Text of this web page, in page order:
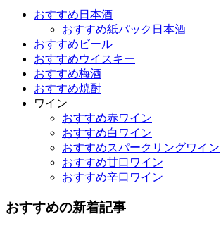
おすすめ日本酒
おすすめ紙パック日本酒
おすすめビール
おすすめウイスキー
おすすめ梅酒
おすすめ焼酎
ワイン
おすすめ赤ワイン
おすすめ白ワイン
おすすめスパークリングワイン
おすすめ甘口ワイン
おすすめ辛口ワイン
おすすめの新着記事